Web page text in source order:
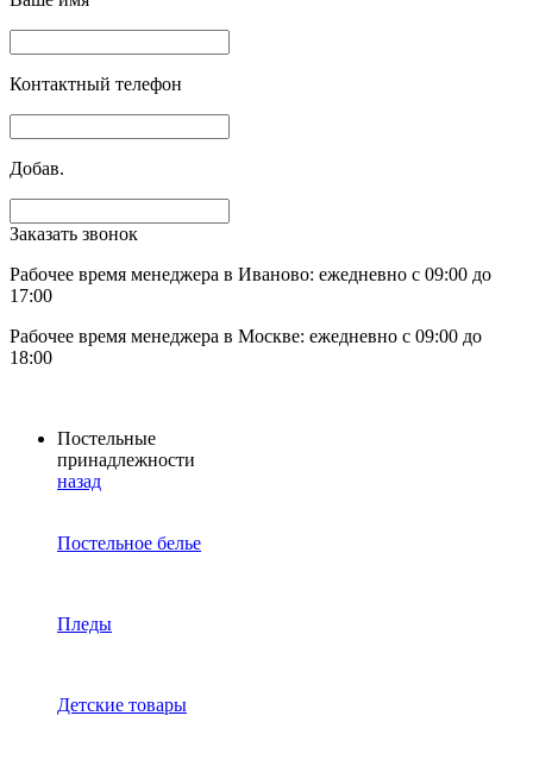
Контактный телефон
Добав.
Заказать звонок
Рабочее время менеджера в Иваново: ежедневно с 09:00 до
17:00
Рабочее время менеджера в Москве: ежедневно с 09:00 до
18:00
Постельные
принадлежности
назад
Постельное белье
Пледы
Детские товары